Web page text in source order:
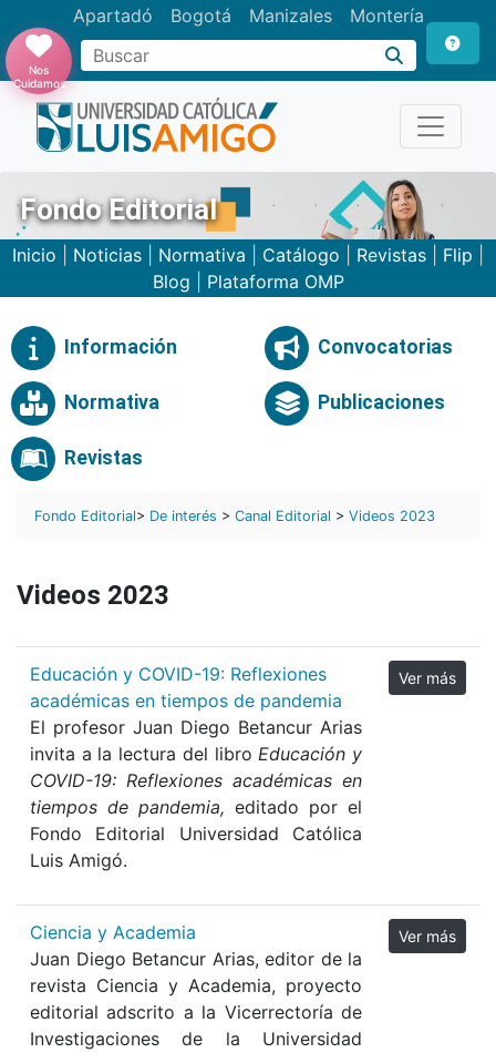
Apartadó Bogotá Manizales Montería
Buscar
Nos
Cuidamos
Fondo Editorial
Inicio Noticias Normativa Catálogo Revistas Flip
Blog
Plataforma OMP
Información Convocatorias
Normativa Publicaciones
Revistas
Fondo Editorial> De interés > Canal Editorial > Videos 2023
Videos 2023
Educación y COVID-19: Reflexiones
académicas en tiempos de pandemia
El profesor Juan Diego Betancur Arias
invita a la lectura del libroEducación y
COVID-19: Reflexiones académicas en
tiempos de pandemia, editado por el
Fondo Editorial Universidad Católica
Luis Amigó.
Ver más
Ciencia y Academia
Juan Diego Betancur Arias, editor de la
revista Ciencia y Academia, proyecto
editorial adscrito a la Vicerrectoría de
Investigaciones de la Universidad
Ver más